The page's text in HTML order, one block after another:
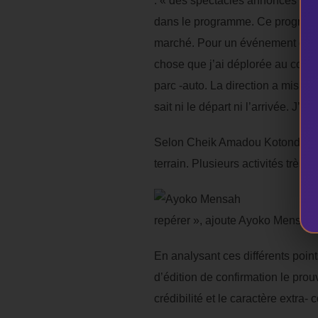
dans le programme. Ce
marché. Pour un événement de
chose que j’ai déplorée au
parc -auto. La direction a mis à
sait ni le départ ni l’arrivée. J’ai
Selon Cheik Amadou Kotondi,
terrain. Plusieurs activités très
repérer », ajoute Ayoko Mensah.
En analysant ces différents
d’édition de confirmation le
crédibilité et le caractère extra-